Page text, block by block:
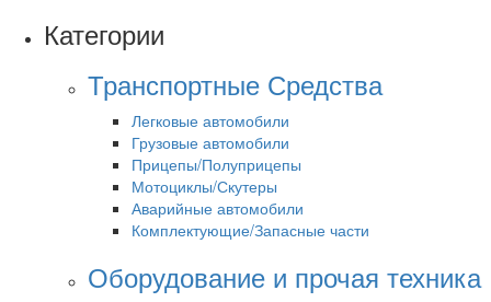
Категории
Транспортные Средства
Легковые автомобили
Грузовые автомобили
Прицепы/Полуприцепы
Мотоциклы/Скутеры
Аварийные автомобили
Комплектующие/Запасные части
Оборудование и прочая техника